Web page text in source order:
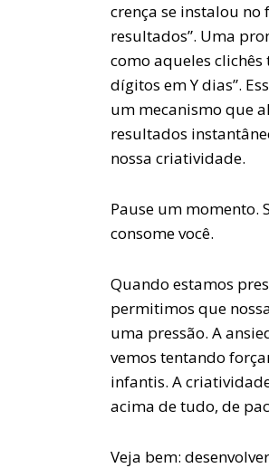
crença se instalou no
resultados”. Uma
como aqueles
dígitos em Y dias”.
um mecanismo que
resultados
nossa criatividade.
Pause um momento.
consome você.
Quando estamos
permitimos que
uma pressão. A
vemos tentando
infantis. A
acima de tudo, de
Veja bem: